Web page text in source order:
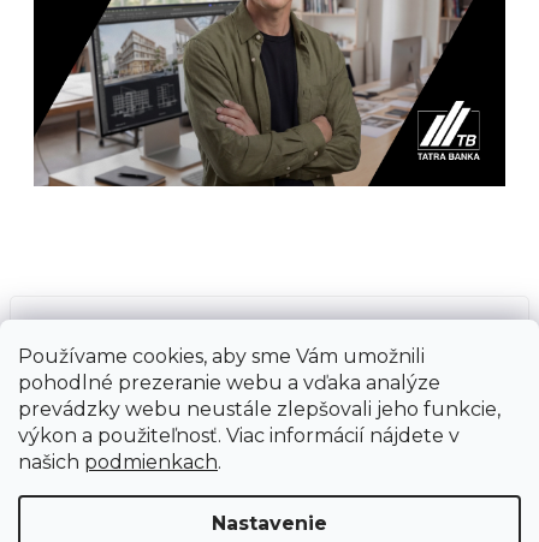
Používame cookies, aby sme Vám umožnili
pohodlné prezeranie webu a vďaka analýze
prevádzky webu neustále zlepšovali jeho funkcie,
výkon a použiteľnosť. Viac informácií nájdete v
našich podmienkach.
Nastavenie
Ground Cycling Store